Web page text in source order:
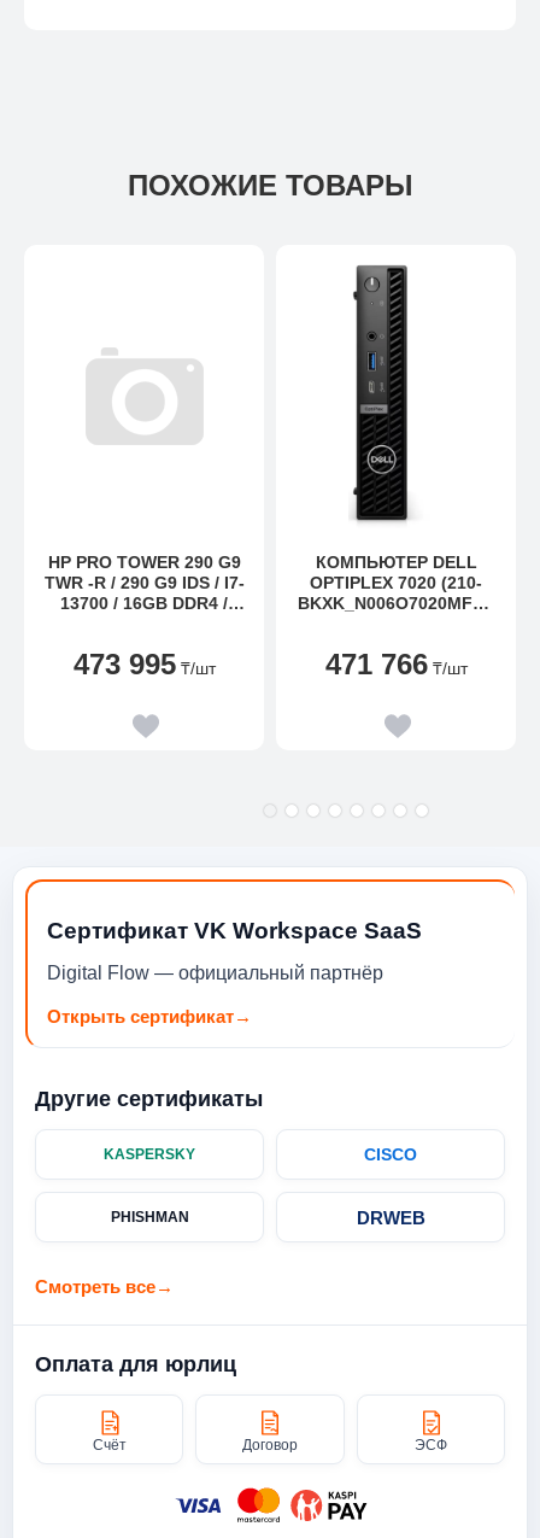
ПОХОЖИЕ ТОВАРЫ
HP PRO TOWER 290 G9
TWR -R / 290 G9 IDS / I7-
13700 / 16GB DDR4 /
BLKKBD / 125MOUSE /
473 995 ₸/шт
КОМПЬЮТЕР DELL
OPTIPLEX 7020 (210-
BKXK_N006O7020MFFE
471 766 ₸/шт
Сертификат VK Workspace SaaS
Digital Flow — официальный партнёр
Открыть сертификат→
Другие сертификаты
KASPERSKY CISCO
PHISHMAN DRWEB
Смотреть все→
Оплата для юрлиц
Счёт Договор ЭСФ